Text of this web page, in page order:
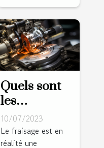
Quels sont
les
différents
types de
10/07/2023
Le fraisage est en
réalité une